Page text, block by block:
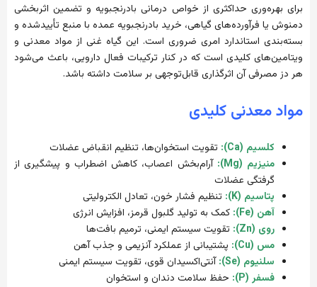
برای بهره‌وری حداکثری از خواص درمانی بادرنجبویه و تضمین اثربخشی
دمنوش یا فرآورده‌های گیاهی، خرید بادرنجبویه عمده با منبع تأییدشده و
بسته‌بندی استاندارد امری ضروری است. این گیاه غنی از مواد معدنی و
ویتامین‌های کلیدی است که در کنار ترکیبات فعال دارویی، باعث می‌شود
هر دز مصرفی آن اثرگذاری قابل‌توجهی بر سلامت داشته باشد.
مواد معدنی کلیدی
کلسیم (Ca):
تقویت استخوان‌ها، تنظیم انقباض عضلات
منیزیم (Mg):
آرام‌بخش اعصاب، کاهش اضطراب و پیشگیری از
گرفتگی عضلات
پتاسیم (K):
تنظیم فشار خون، تعادل الکترولیتی
آهن (Fe):
کمک به تولید گلبول قرمز، افزایش انرژی
روی (Zn):
تقویت سیستم ایمنی، ترمیم بافت‌ها
مس (Cu):
پشتیبانی از عملکرد آنزیمی و جذب آهن
سلنیوم (Se):
آنتی‌اکسیدان قوی، تقویت سیستم ایمنی
فسفر (P):
حفظ سلامت دندان و استخوان